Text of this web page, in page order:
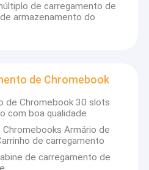
de carregamento de
armazenamento do
de Chromebook
de Chromebook 30 slots
com boa qualidade
Armário de
de carregamento
de carregamento de
Co.,Ltd é uma empresa
de carregamento de laptops,
VR e soluções integradas.
foram exportados para
e alta reputação,
todos os nossos clientes.